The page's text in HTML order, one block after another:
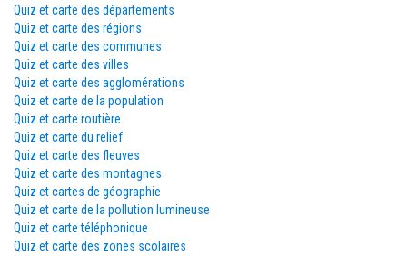
Quiz et carte des départements
Quiz et carte des régions
Quiz et carte des communes
Quiz et carte des villes
Quiz et carte des agglomérations
Quiz et carte de la population
Quiz et carte routière
Quiz et carte du relief
Quiz et carte des fleuves
Quiz et carte des montagnes
Quiz et cartes de géographie
Quiz et carte de la pollution lumineuse
Quiz et carte téléphonique
Quiz et carte des zones scolaires